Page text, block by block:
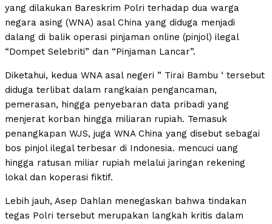
yang dilakukan Bareskrim Polri terhadap dua warga
negara asing (WNA) asal China yang diduga menjadi
dalang di balik operasi pinjaman online (pinjol) ilegal
“Dompet Selebriti” dan “Pinjaman Lancar”.
Diketahui, kedua WNA asal negeri ” Tirai Bambu ‘ tersebut
diduga terlibat dalam rangkaian pengancaman,
pemerasan, hingga penyebaran data pribadi yang
menjerat korban hingga miliaran rupiah. Temasuk
penangkapan WJS, juga WNA China yang disebut sebagai
bos pinjol ilegal terbesar di Indonesia. mencuci uang
hingga ratusan miliar rupiah melalui jaringan rekening
lokal dan koperasi fiktif.
Lebih jauh, Asep Dahlan menegaskan bahwa tindakan
tegas Polri tersebut merupakan langkah kritis dalam